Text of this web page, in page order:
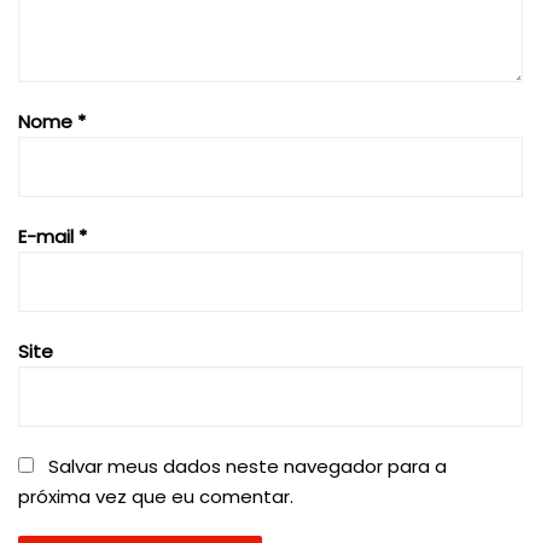
Nome *
E-mail *
Site
Salvar meus dados neste navegador para a
próxima vez que eu comentar.